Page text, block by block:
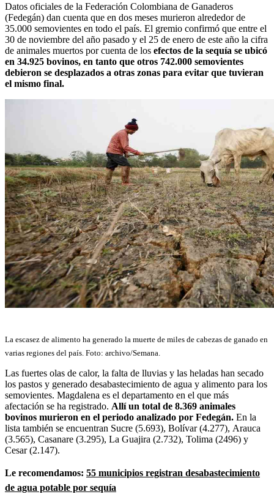
Datos oficiales de la Federación Colombiana de Ganaderos
(Fedegán) dan cuenta que en dos meses murieron alrededor de
35.000 semovientes en todo el país. El gremio confirmó que entre el
30 de noviembre del año pasado y el 25 de enero de este año la cifra
de animales muertos por cuenta de los efectos de la sequía se ubicó
en 34.925 bovinos, en tanto que otros 742.000 semovientes
debieron se desplazados a otras zonas para evitar que tuvieran
el mismo final.
La escasez de alimento ha generado la muerte de miles de cabezas de ganado en
varias regiones del país. Foto: archivo/Semana.
Las fuertes olas de calor, la falta de lluvias y las heladas han secado
los pastos y generado desabastecimiento de agua y alimento para los
semovientes. Magdalena es el departamento en el que más
afectación se ha registrado. Allí un total de 8.369 animales
bovinos murieron en el periodo analizado por Fedegán. En la
lista también se encuentran Sucre (5.693), Bolívar (4.277), Arauca
(3.565), Casanare (3.295), La Guajira (2.732), Tolima (2496) y
Cesar (2.147).
Le recomendamos: 55 municipios registran desabastecimiento
de agua potable por sequía